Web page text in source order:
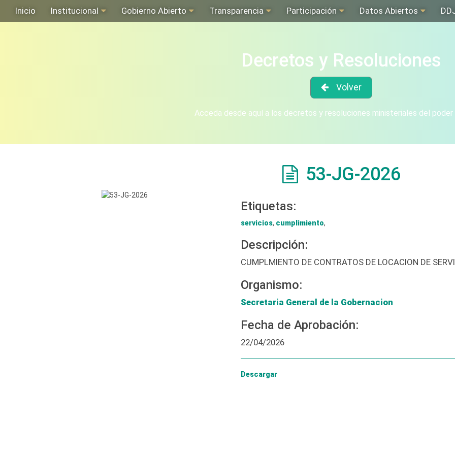
Inicio Institucional Gobierno Abierto Transparencia Participación Datos Abiertos
Decretos y Resoluciones
Volver
Acceda desde aquí a los decretos y resoluciones ministeriales del
53-JG-2026
Etiquetas:
servicios, cumplimiento,
Descripción:
CUMPLMIENTO DE CONTRATOS DE LOCACION DE
Organismo:
Secretaria General de la Gobernacion
Fecha de Aprobación:
22/04/2026
Descargar